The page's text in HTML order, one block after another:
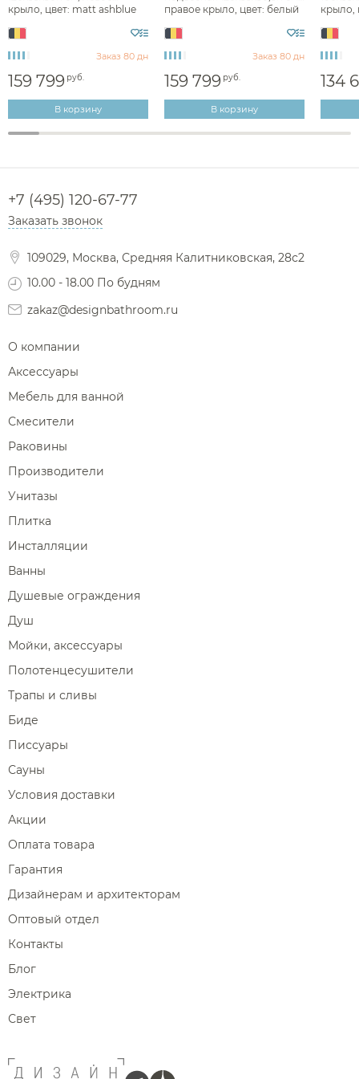
крыло, цвет: matt ashblue
Заказ 80 дн
159 799 руб.
В корзину
правое крыло, цвет: белый
Заказ 80 дн
159 799 руб.
В корзину
крыло,
134
+7 (495) 120-67-77
Заказать звонок
109029, Москва, Средняя Калитниковская, 28с2
10.00 - 18.00 По будням
zakaz@designbathroom.ru
О компании
Аксессуары
Мебель для ванной
Смесители
Раковины
Производители
Унитазы
Плитка
Инсталляции
Ванны
Душевые ограждения
Душ
Мойки, аксессуары
Полотенцесушители
Трапы и сливы
Биде
Писсуары
Сауны
Условия доставки
Акции
Оплата товара
Гарантия
Дизайнерам и архитекторам
Оптовый отдел
Контакты
Блог
Электрика
Свет